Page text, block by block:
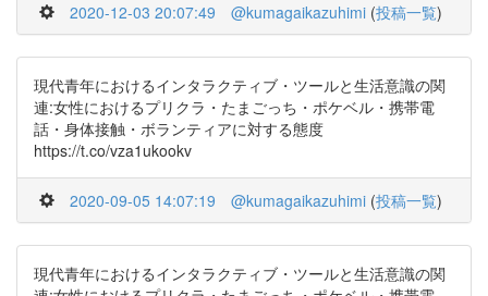
2020-12-03 20:07:49 @kumagaikazuhimi (投稿一覧)
現代青年におけるインタラクティブ・ツールと生活意識の関
連:女性におけるプリクラ・たまごっち・ポケベル・携帯電
話・身体接触・ボランティアに対する態度
https://t.co/vza1ukookv
2020-09-05 14:07:19 @kumagaikazuhimi (投稿一覧)
現代青年におけるインタラクティブ・ツールと生活意識の関